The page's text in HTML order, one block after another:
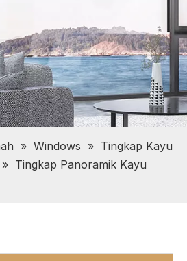
» Windows » Tingkap Kayu
» Tingkap Panoramik Kayu